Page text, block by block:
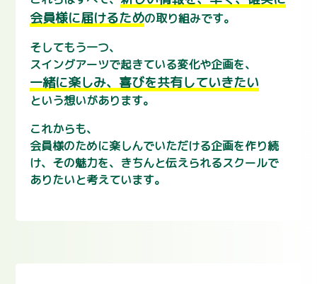
会員様に届けるための取り組みです。
そしてもう一つ、
スイングアーツで起きている変化や企画を、
一緒に楽しみ、喜びを共有していきたい
という想いがあります。
これからも、
会員様のために楽しんでいただける企画を作り続
け、その魅力を、きちんと伝えられるスクールで
ありたいと考えています。